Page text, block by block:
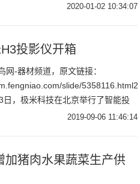
，外有国外品牌的进入，内有经济架
2020-01-02 10:34:07
投影仪开箱
网-器材频道，原文链接：
slide/
日，极米科技在北京举行了智能投
布会，共发布了极光RS Pro
2019-09-06 11:46:14
加猪肉水果蔬菜生产供